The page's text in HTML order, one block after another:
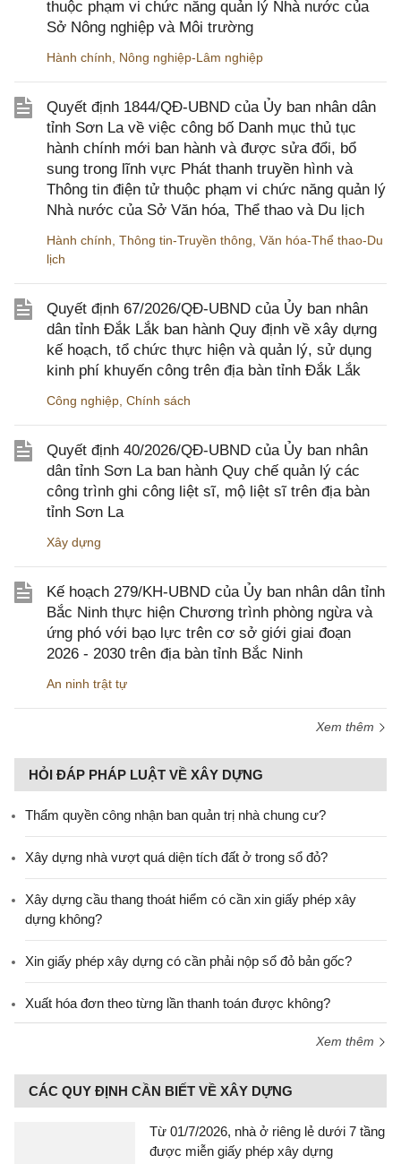
thuộc phạm vi chức năng quản lý Nhà nước của
Sở Nông nghiệp và Môi trường
Hành chính Nông nghiệp-Lâm nghiệp
Quyết định 1844/QĐ-UBND của Ủy ban nhân dân
tỉnh Sơn La về việc công bố Danh mục thủ tục
hành chính mới ban hành và được sửa đổi, bổ
sung trong lĩnh vực Phát thanh truyền hình và
Thông tin điện tử thuộc phạm vi chức năng quản lý
Nhà nước của Sở Văn hóa, Thể thao và Du lịch
Hành chính Thông tin-Truyền thông Văn hóa-Thể thao-Du
lịch
Quyết định 67/2026/QĐ-UBND của Ủy ban nhân
dân tỉnh Đắk Lắk ban hành Quy định về xây dựng
kế hoạch, tổ chức thực hiện và quản lý, sử dụng
kinh phí khuyến công trên địa bàn tỉnh Đắk Lắk
Công nghiệp Chính sách
Quyết định 40/2026/QĐ-UBND của Ủy ban nhân
dân tỉnh Sơn La ban hành Quy chế quản lý các
công trình ghi công liệt sĩ, mộ liệt sĩ trên địa bàn
tỉnh Sơn La
Xây dựng
Kế hoạch 279/KH-UBND của Ủy ban nhân dân tỉnh
Bắc Ninh thực hiện Chương trình phòng ngừa và
ứng phó với bạo lực trên cơ sở giới giai đoạn
2026 - 2030 trên địa bàn tỉnh Bắc Ninh
An ninh trật tự
Xem thêm
HỎI ĐÁP PHÁP LUẬT VỀ XÂY DỰNG
Thẩm quyền công nhận ban quản trị nhà chung cư?
Xây dựng nhà vượt quá diện tích đất ở trong sổ đỏ?
Xây dựng cầu thang thoát hiểm có cần xin giấy phép xây
dựng không?
Xin giấy phép xây dựng có cần phải nộp sổ đỏ bản gốc?
Xuất hóa đơn theo từng lần thanh toán được không?
Xem thêm
CÁC QUY ĐỊNH CẦN BIẾT VỀ XÂY DỰNG
Từ 01/7/2026, nhà ở riêng lẻ dưới 7 tầng
được miễn giấy phép xây dựng